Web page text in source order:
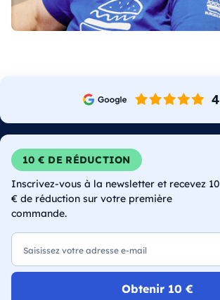
10 € DE RÉDUCTION
Inscrivez-vous à la newsletter et recevez 10
€ de réduction sur votre première
commande.
E-mail
Obtenir 10 €